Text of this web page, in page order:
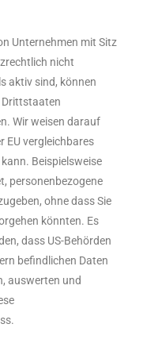
Unternehmen mit Sitz
nicht
aktiv sind, können
Drittstaaten
Wir weisen darauf
EU vergleichbares
Beispielsweise
personenbezogene
ohne dass Sie
könnten. Es
dass US-Behörden
befindlichen Daten
auswerten und